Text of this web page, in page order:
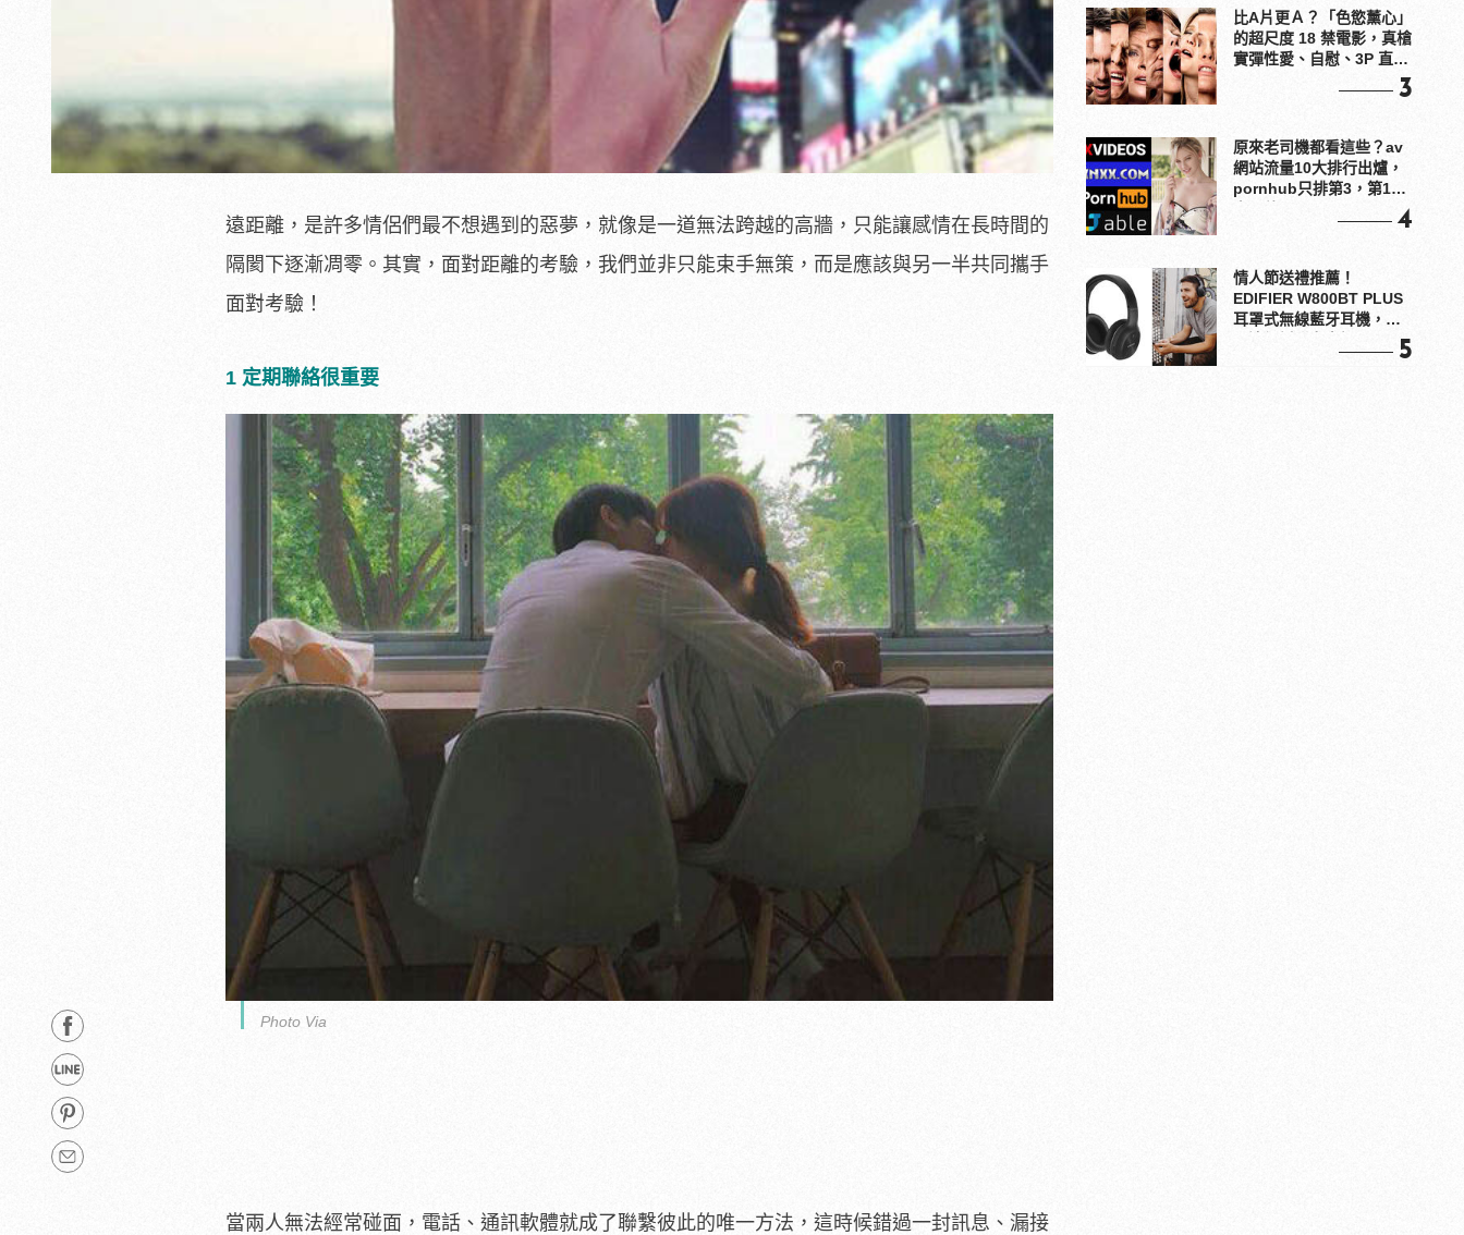
遠距離，是許多情侶們最不想遇到的惡夢，就像是一道無法跨越的高牆，只能讓感情在長時間的
隔閡下逐漸凋零。其實，面對距離的考驗，我們並非只能束手無策，而是應該與另一半共同攜手
面對考驗！
1 定期聯絡很重要
Photo Via
當兩人無法經常碰面，電話、通訊軟體就成了聯繫彼此的唯一方法，這時候錯過一封訊息、漏接
比A片更Ａ？「色慾薰心」
的超尺度 18 禁電影，真槍
實彈性愛、自慰、3P 直接
3
原來老司機都看這些？av
網站流量10大排行出爐，
pornhub只排第3，第1名
4
情人節送禮推薦！
EDIFIER W800BT PLUS
耳罩式無線藍牙耳機，在
5